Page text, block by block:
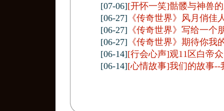
[07-06][开怀一笑]骷髅与神兽
[06-27] 《传奇世界》风月俏
[06-27] 《传奇世界》写给一个
[06-27] 《传奇世界》期待你我
[06-14][行会心声]观11区白帝
[06-14][心情故事]我们的故事--